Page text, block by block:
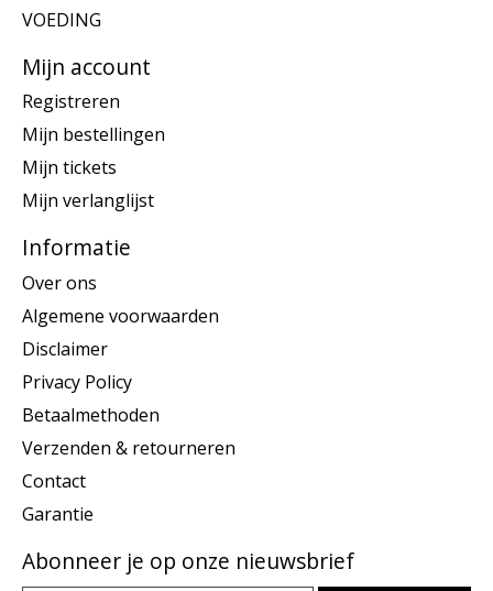
VOEDING
Mijn account
Registreren
Mijn bestellingen
Mijn tickets
Mijn verlanglijst
Informatie
Over ons
Algemene voorwaarden
Disclaimer
Privacy Policy
Betaalmethoden
Verzenden & retourneren
Contact
Garantie
Abonneer je op onze nieuwsbrief